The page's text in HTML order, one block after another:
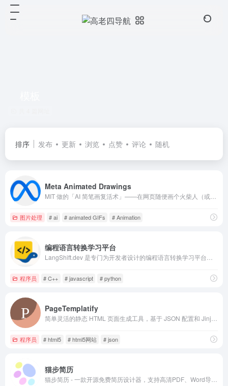
排序 发布 更新 浏览 点赞 评论 随机
Meta Animated Drawings
图片处理 # ai # animated GIFs # Animation
编程语言转换学习平台
程序员 # C++ # javascript # python
PageTemplatify
程序员 # html5 # html5网站 # json
猫步简历